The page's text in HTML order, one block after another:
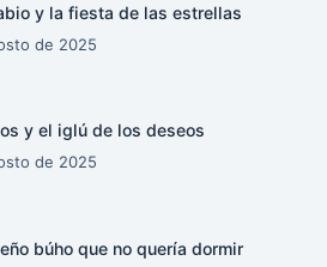
y la fiesta de las estrellas
de 2025
y el iglú de los deseos
de 2025
búho que no quería dormir